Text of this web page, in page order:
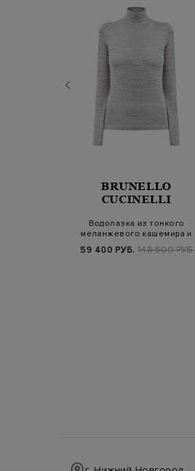
BRUNELLO
CUCINELLI
Водолазка из тонкого
меланжевого кашемира и
59 400 РУБ. 148 500 РУБ.